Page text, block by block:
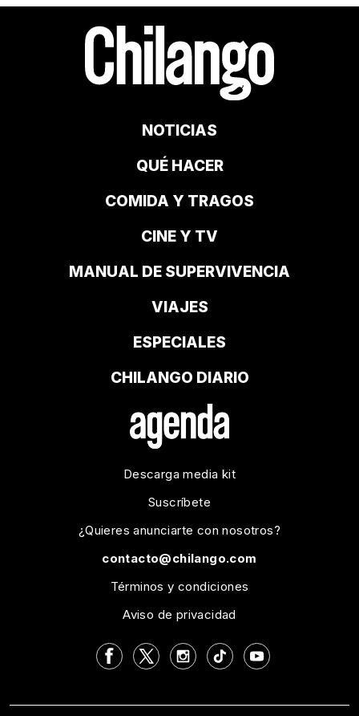
NOTICIAS
QUÉ HACER
COMIDA Y TRAGOS
CINE Y TV
MANUAL DE SUPERVIVENCIA
VIAJES
ESPECIALES
CHILANGO DIARIO
Descarga media kit
Suscríbete
¿Quieres anunciarte con nosotros?
contacto@chilango.com
Términos y condiciones
Aviso de privacidad